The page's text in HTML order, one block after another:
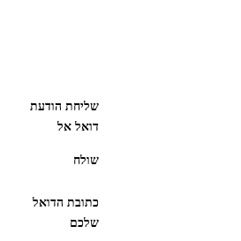
שליחת הודעת
דואל אל
שולח
כתובת הדואל
שלכם